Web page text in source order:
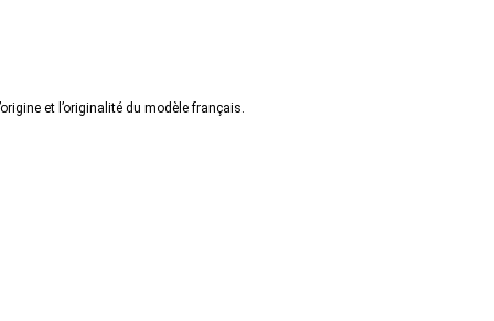
et l’originalité du modèle français.